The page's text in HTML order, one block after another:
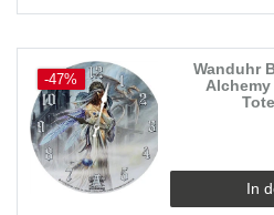
-47%
Wanduhr
Alchemy
In